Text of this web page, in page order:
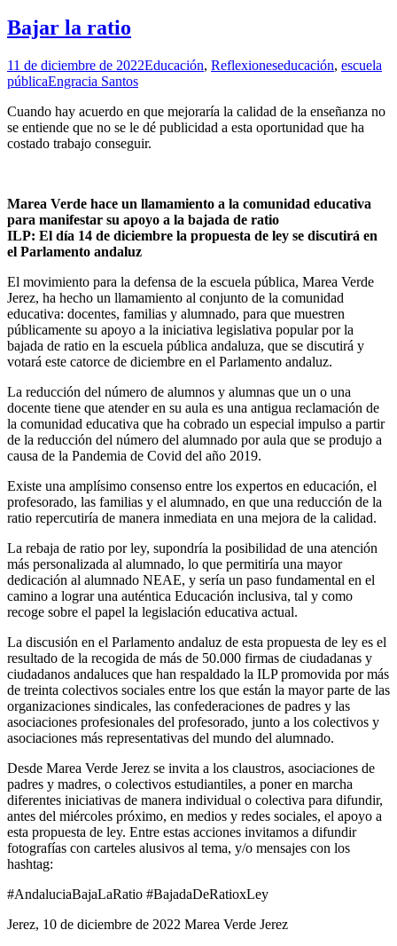
Bajar la ratio
11 de diciembre de 2022Educación, Reflexioneseducación, escuela
públicaEngracia Santos
Cuando hay acuerdo en que mejoraría la calidad de la enseñanza no
se entiende que no se le dé publicidad a esta oportunidad que ha
costado trabajo conseguir.
Marea Verde hace un llamamiento a la comunidad educativa
para manifestar su apoyo a la bajada de ratio
ILP: El día 14 de diciembre la propuesta de ley se discutirá en
el Parlamento andaluz
El movimiento para la defensa de la escuela pública, Marea Verde
Jerez, ha hecho un llamamiento al conjunto de la comunidad
educativa: docentes, familias y alumnado, para que muestren
públicamente su apoyo a la iniciativa legislativa popular por la
bajada de ratio en la escuela pública andaluza, que se discutirá y
votará este catorce de diciembre en el Parlamento andaluz.
La reducción del número de alumnos y alumnas que un o una
docente tiene que atender en su aula es una antigua reclamación de
la comunidad educativa que ha cobrado un especial impulso a partir
de la reducción del número del alumnado por aula que se produjo a
causa de la Pandemia de Covid del año 2019.
Existe una amplísimo consenso entre los expertos en educación, el
profesorado, las familias y el alumnado, en que una reducción de la
ratio repercutiría de manera inmediata en una mejora de la calidad.
La rebaja de ratio por ley, supondría la posibilidad de una atención
más personalizada al alumnado, lo que permitiría una mayor
dedicación al alumnado NEAE, y sería un paso fundamental en el
camino a lograr una auténtica Educación inclusiva, tal y como
recoge sobre el papel la legislación educativa actual.
La discusión en el Parlamento andaluz de esta propuesta de ley es el
resultado de la recogida de más de 50.000 firmas de ciudadanas y
ciudadanos andaluces que han respaldado la ILP promovida por más
de treinta colectivos sociales entre los que están la mayor parte de las
organizaciones sindicales, las confederaciones de padres y las
asociaciones profesionales del profesorado, junto a los colectivos y
asociaciones más representativas del mundo del alumnado.
Desde Marea Verde Jerez se invita a los claustros, asociaciones de
padres y madres, o colectivos estudiantiles, a poner en marcha
diferentes iniciativas de manera individual o colectiva para difundir,
antes del miércoles próximo, en medios y redes sociales, el apoyo a
esta propuesta de ley. Entre estas acciones invitamos a difundir
fotografías con carteles alusivos al tema, y/o mensajes con los
hashtag:
#AndaluciaBajaLaRatio #BajadaDeRatioxLey
Jerez, 10 de diciembre de 2022 Marea Verde Jerez